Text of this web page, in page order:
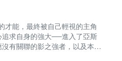
能，最終被自己輕視的主角
求自身的強大──進入了亞斯
有關聯的影之強者，以及本該
小的變化，使得原作的故事澈